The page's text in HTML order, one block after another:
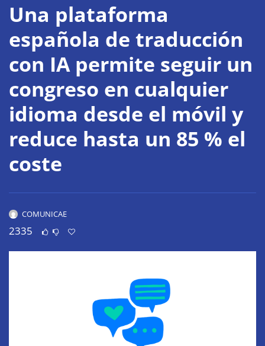
Una plataforma
española de traducción
con IA permite seguir un
congreso en cualquier
idioma desde el móvil y
reduce hasta un 85 % el
coste
COMUNICAE
2335